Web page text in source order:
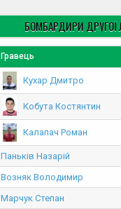
БОМБАРДИРИ ДРУГОЇ
Гравець
Кухар Дмитро
Кобута Костянтин
Калапач Роман
Паньків Назарій
Возняк Володимир
Марчук Степан